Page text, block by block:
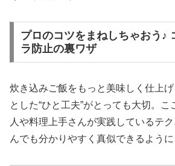
プロのコツをまねしちゃおう♪
ラ防止の裏ワザ
炊き込みご飯をもっと美味しく仕上
とした“ひと工夫”がとっても大切。
人や料理上手さんが実践しているテ
んでも分かりやすく真似できるよう